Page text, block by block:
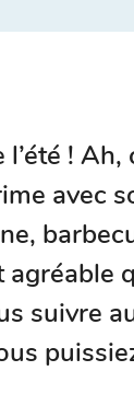
l’été !
avec
suivre